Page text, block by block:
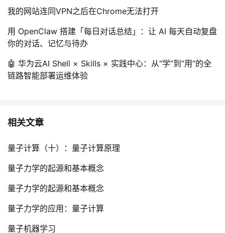
我的网站连同VPN之后在Chrome无法打开
用 OpenClaw 搭建「每日对话总结」：让 AI 每天自动复盘
你的对话、记忆与待办
🤖 华为云AI Shell × Skills × 实践中心：从“学”到“用”的全
链路智能部署运维体验
相关文章
量子计算（十）：量子计算原理
量子力学的起源和基本概念
量子力学的起源和基本概念
量子力学的应用：量子计算
量子机器学习